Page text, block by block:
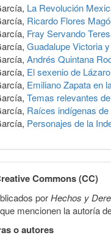
La Revolución
Ricardo Flores
Fray Servando
Guadalupe Victoria
Andrés Quintana
El sexenio de
Emiliano Zapata en
Temas relevantes
Raíces indígenas
Personajes de la
Commons (CC)
porHechos y
mencionen la autoría
o autores